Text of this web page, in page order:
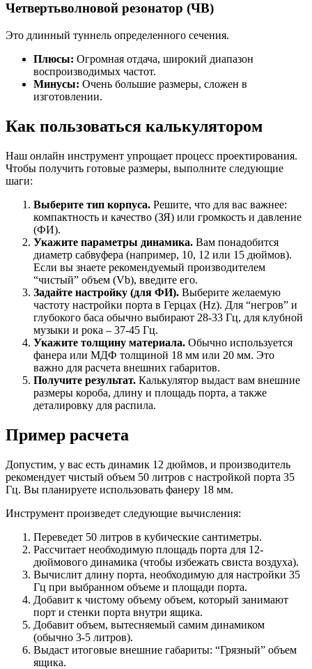
Четвертьволновой резонатор (ЧВ)
Это длинный туннель определенного сечения.
Плюсы: Огромная отдача, широкий диапазон
воспроизводимых частот.
Минусы: Очень большие размеры, сложен в
изготовлении.
Как пользоваться калькулятором
Наш онлайн инструмент упрощает процесс проектирования.
Чтобы получить готовые размеры, выполните следующие
шаги:
Выберите тип корпуса. Решите, что для вас важнее:
компактность и качество (ЗЯ) или громкость и давление
(ФИ).
Укажите параметры динамика. Вам понадобится
диаметр сабвуфера (например, 10, 12 или 15 дюймов).
Если вы знаете рекомендуемый производителем
“чистый” объем (Vb), введите его.
Задайте настройку (для ФИ). Выберите желаемую
частоту настройки порта в Герцах (Hz). Для “негров” и
глубокого баса обычно выбирают 28-33 Гц, для клубной
музыки и рока – 37-45 Гц.
Укажите толщину материала. Обычно используется
фанера или МДФ толщиной 18 мм или 20 мм. Это
важно для расчета внешних габаритов.
Получите результат. Калькулятор выдаст вам внешние
размеры короба, длину и площадь порта, а также
деталировку для распила.
Пример расчета
Допустим, у вас есть динамик 12 дюймов, и производитель
рекомендует чистый объем 50 литров с настройкой порта 35
Гц. Вы планируете использовать фанеру 18 мм.
Инструмент произведет следующие вычисления:
Переведет 50 литров в кубические сантиметры.
Рассчитает необходимую площадь порта для 12-
дюймового динамика (чтобы избежать свиста воздуха).
Вычислит длину порта, необходимую для настройки 35
Гц при выбранном объеме и площади порта.
Добавит к чистому объему объем, который занимают
порт и стенки порта внутри ящика.
Добавит объем, вытесняемый самим динамиком
(обычно 3-5 литров).
Выдаст итоговые внешние габариты: “Грязный” объем
ящика.